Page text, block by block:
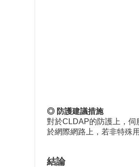
◎ 防護建議措施
對於CLDAP的防護上，伺
於網際網路上，若非特殊
結論